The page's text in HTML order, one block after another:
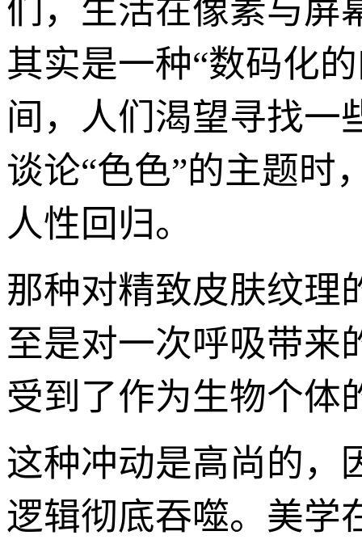
们，生活在像素与屏
其实是一种“数码化
间，人们渴望寻找一
谈论“色色”的主题时
人性回归。
那种对精致皮肤纹理
至是对一次呼吸带来
受到了作为生物个体
这种冲动是高尚的，
逻辑彻底吞噬。美学